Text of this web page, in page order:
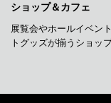
ショップ＆カフェ
展覧会やホールイベン
トグッズが揃うショッ